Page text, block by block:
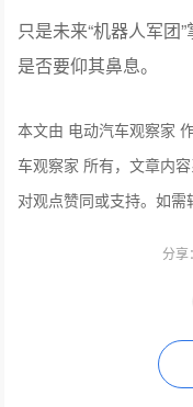
然也是其创立的AI公
界AI的，并且拥有数
支持马斯克薪酬方案
名投资人木头姐。马
只是未来“机器人军
本文由 电动汽车观察家